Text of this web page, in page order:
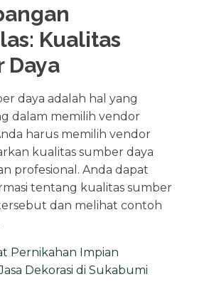
Kualitas
Daya
daya adalah hal yang
dalam memilih vendor
harus memilih vendor
kualitas sumber daya
profesional. Anda dapat
tentang kualitas sumber
dan melihat contoh
Pernikahan Impian
Dekorasi di Sukabumi